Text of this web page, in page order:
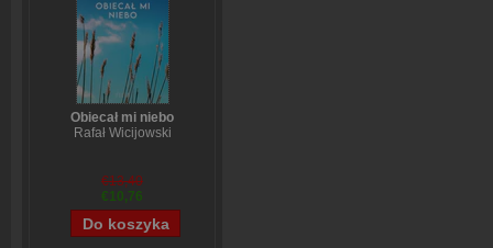
Obiecał mi niebo
Rafał Wicijowski
€13,40
€10,76